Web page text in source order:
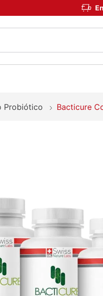
Probiótico Bacticure